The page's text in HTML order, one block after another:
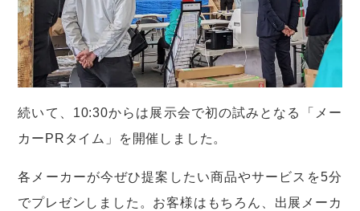
続いて、10:30からは展示会で初の試みとなる「メー
カーPRタイム」を開催しました。
各メーカーが今ぜひ提案したい商品やサービスを5分
でプレゼンしました。お客様はもちろん、出展メーカ